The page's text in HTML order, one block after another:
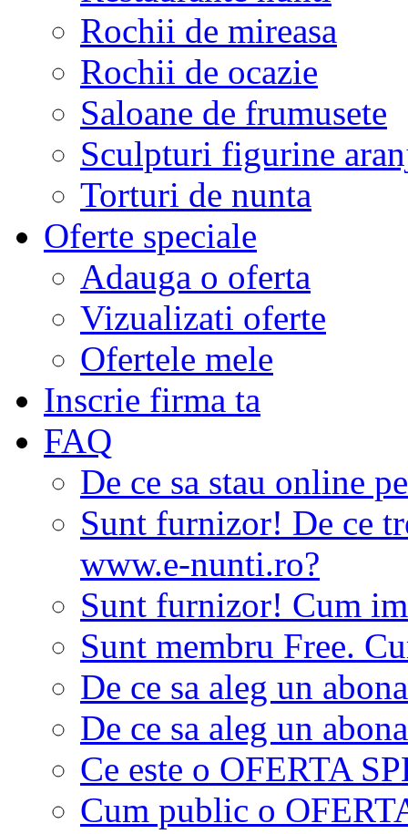
Rochii de mireasa
Rochii de ocazie
Saloane de frumusete
Sculpturi figurine
Torturi de nunta
Oferte speciale
Adauga o oferta
Vizualizati oferte
Ofertele mele
Inscrie firma ta
FAQ
De ce sa stau online
Sunt furnizor! De ce
www.e-nunti.ro?
Sunt furnizor! Cum
Sunt membru Free.
De ce sa aleg un
De ce sa aleg un
Ce este o OFERTA
Cum public o